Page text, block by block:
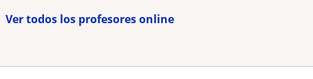
Ver todos los profesores online